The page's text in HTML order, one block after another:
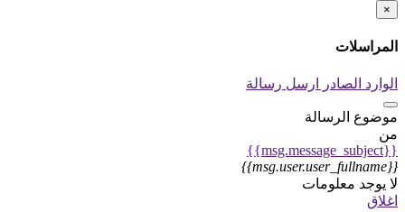
×
المراسلات
الوارد الصادر ارسل رسالة
موضوع الرسالة
من
{{msg.message_subject}}
{{msg.user.user_fullname}}
لا يوجد معلومات
اغلاق